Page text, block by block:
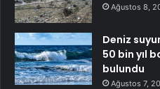
Ağustos 8,
Deniz
50 bin yıl
bulundu
Ağustos 7,